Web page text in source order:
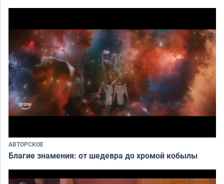
АВТОРСКОЕ
Благие знамения: от шедевра до хромой кобылы